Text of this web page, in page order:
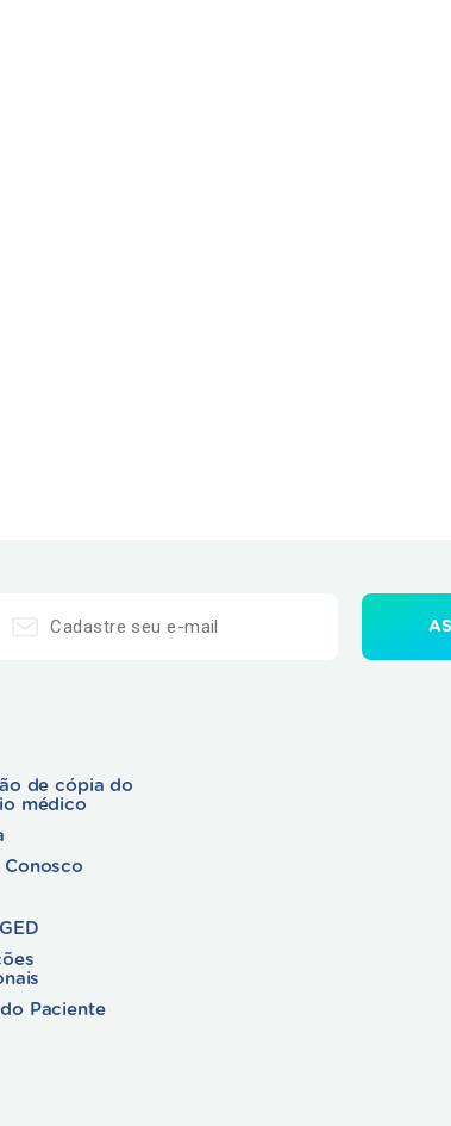
de cópia do
médico
Conosco
Paciente